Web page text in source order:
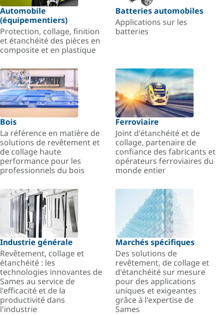
Automobile
(équipementiers)
Protection, collage, finition
et étanchéité des pièces en
composite et en plastique
Batteries automobiles
Applications sur les
batteries
Bois
La référence en matière de
solutions de revêtement et
de collage haute
performance pour les
professionnels du bois
Ferroviaire
Joint d'étanchéité et de
collage, partenaire de
confiance des fabricants et
opérateurs ferroviaires du
monde entier
Industrie générale
Revêtement, collage et
étanchéité : les
technologies innovantes de
Sames au service de
l'efficacité et de la
productivité dans
l'industrie
Marchés spécifiques
Des solutions de
revêtement, de collage et
d'étanchéité sur mesure
pour des applications
uniques et exigeantes
grâce à l'expertise de
Sames